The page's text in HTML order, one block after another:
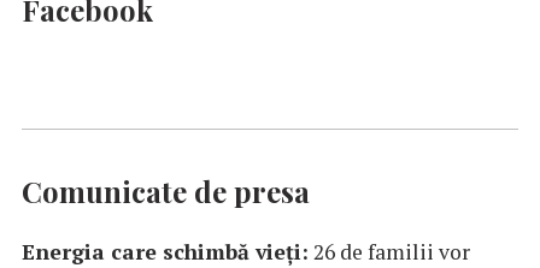
Facebook
Comunicate de presa
Energia care schimbă vieți: 26 de familii vor